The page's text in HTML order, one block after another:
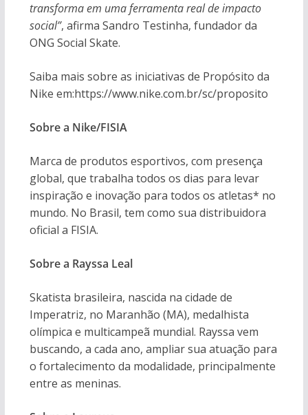
transforma em uma ferramenta real de impacto
social”, afirma Sandro Testinha, fundador da
ONG Social Skate.
Saiba mais sobre as iniciativas de Propósito da
Nike em:https://www.nike.com.br/sc/proposito
Sobre a Nike/FISIA
Marca de produtos esportivos, com presença
global, que trabalha todos os dias para levar
inspiração e inovação para todos os atletas* no
mundo. No Brasil, tem como sua distribuidora
oficial a FISIA.
Sobre a Rayssa Leal
Skatista brasileira, nascida na cidade de
Imperatriz, no Maranhão (MA), medalhista
olímpica e multicampeã mundial. Rayssa vem
buscando, a cada ano, ampliar sua atuação para
o fortalecimento da modalidade, principalmente
entre as meninas.